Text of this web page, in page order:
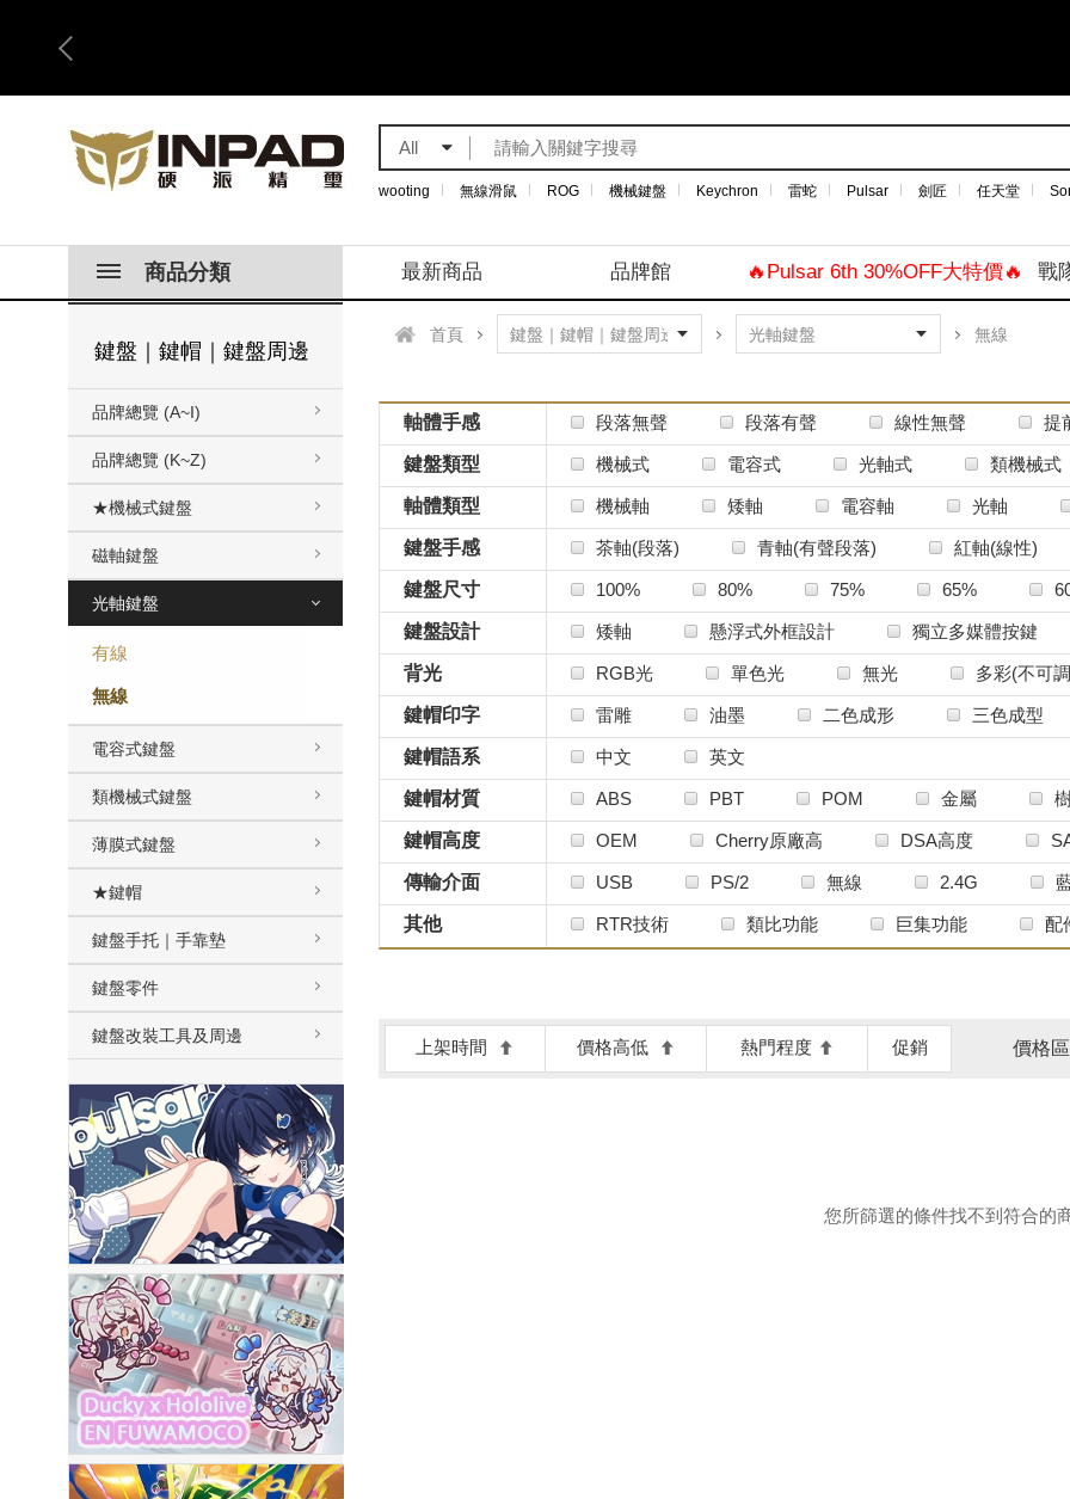
All
wooting 無線滑鼠 ROG 機械鍵盤 Keychron 雷蛇 Pulsar 劍匠 任天堂
商品分類 最新商品 品牌館 🔥Pulsar 6th 30%OFF大特價🔥 戰
鍵盤｜鍵帽｜鍵盤周邊
品牌總覽 (A~I)
品牌總覽 (K~Z)
★機械式鍵盤
磁軸鍵盤
光軸鍵盤
有線
無線
電容式鍵盤
類機械式鍵盤
薄膜式鍵盤
★鍵帽
鍵盤手托｜手靠墊
鍵盤零件
鍵盤改裝工具及周邊
首頁 無線
軸體手感 段落無聲 段落有聲 線性無聲 提
鍵盤類型 機械式 電容式 光軸式 類機械式
軸體類型 機械軸 矮軸 電容軸 光軸
鍵盤手感 茶軸(段落) 青軸(有聲段落)
紅軸(線性)
銀軸
其他
鍵盤尺寸 100% 80% 75% 65%
特殊尺寸
鍵盤設計 矮軸 懸浮式外框設計 獨立多媒體按鍵
背光 RGB光 單色光 無光 多彩(不可
鍵帽印字 雷雕 油墨 二色成形
三色成型
個性鍵帽
鍵帽語系 中文 英文
鍵帽材質 ABS PBT POM 金屬
鍵帽高度 OEM Cherry原廠高 DSA高度
MDA球帽
矮鍵帽 打字機鍵帽
傳輸介面 USB PS/2 無線 2.4G
其他 RTR技術 類比功能 巨集功能 配
上架時間 價格高低 熱門程度 促銷 價格
您所篩選的條件找不到符合的